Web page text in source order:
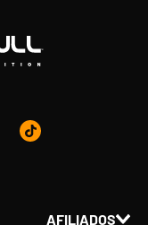
AFILIADOS